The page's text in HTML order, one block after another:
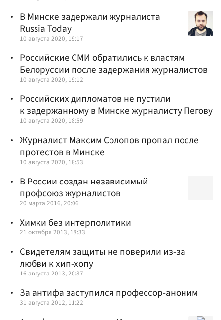
В Минске задержали журналиста
Russia Today
10 августа 2020, 19:17
Российские СМИ обратились к властям
Белоруссии после задержания журналистов
10 августа 2020, 19:12
Российских дипломатов не пустили
к задержанному в Минске журналисту Пегову
10 августа 2020, 18:59
Журналист Максим Солопов пропал после
протестов в Минске
10 августа 2020, 18:53
В России создан независимый
профсоюз журналистов
20 марта 2016, 20:06
Химки без интерполитики
21 октября 2013, 18:33
Свидетелям защиты не поверили из-за
любви к хип-хопу
16 августа 2013, 20:37
За антифа заступился профессор-аноним
31 августа 2012, 11:22